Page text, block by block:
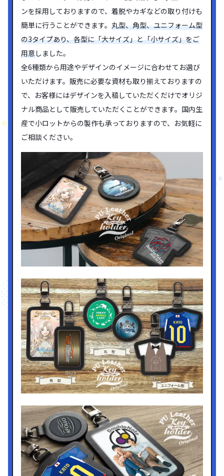
ンを採用しておりますので、着脱やカギなどの取り付けも
簡単に行うことができます。 丸型、角型、ユニフォーム型
の3タイプあり、各型に「大サイズ」と「小サイズ」をご
用意しました。
全6種類から用途やデザインのイメージに合わせてお選び
いただけます。販売に必要な資材も取り揃えておりますの
で、お客様にはデザインを入稿していただくだけでオリジ
ナル商品として販売していただくことができます。国内生
産で小ロットからの製作も承っておりますので、お気軽に
ご相談ください。